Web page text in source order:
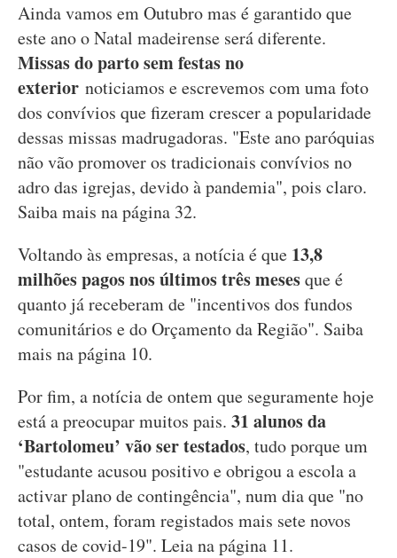
Ainda vamos em Outubro mas é garantido que
este ano o Natal madeirense será diferente.
Missas do parto sem festas no
exterior noticiamos e escrevemos com uma foto
dos convívios que fizeram crescer a popularidade
dessas missas madrugadoras. "Este ano paróquias
não vão promover os tradicionais convívios no
adro das igrejas, devido à pandemia", pois claro.
Saiba mais na página 32.
Voltando às empresas, a notícia é que 13,8
milhões pagos nos últimos três mesesque é
quanto já receberam de "incentivos dos fundos
comunitários e do Orçamento da Região". Saiba
mais na página 10.
Por fim, a notícia de ontem que seguramente hoje
está a preocupar muitos pais. 31 alunos da
‘Bartolomeu’ vão ser testados, tudo porque um
"estudante acusou positivo e obrigou a escola a
activar plano de contingência", num dia que "no
total, ontem, foram registados mais sete novos
casos de covid-19". Leia na página 11.